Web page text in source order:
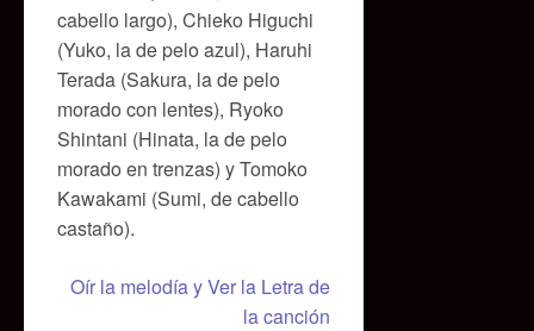
cabello largo), Chieko Higuchi
(Yuko, la de pelo azul), Haruhi
Terada (Sakura, la de pelo
morado con lentes), Ryoko
Shintani (Hinata, la de pelo
morado en trenzas) y Tomoko
Kawakami (Sumi, de cabello
castaño).
Oír la melodía y Ver la Letra de
la canción